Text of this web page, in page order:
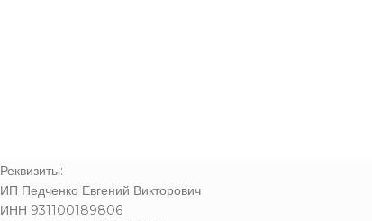
Реквизиты:
ИП Педченко Евгений Викторович
ИНН 931100189806